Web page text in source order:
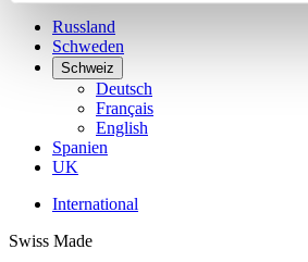
Russland
Schweden
Schweiz
Deutsch
Français
English
Spanien
UK
International
Swiss Made